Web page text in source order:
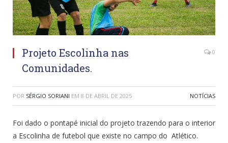
Projeto Escolinha nas
Comunidades.
0
POR SÉRGIO SORIANI EM 8 DE ABRIL DE 2025 NOTÍCIAS
Foi dado o pontapé inicial do projeto trazendo para o interior
a Escolinha de futebol que existe no campo do Atlético.